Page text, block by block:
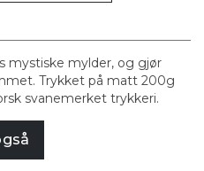
mystiske mylder, og gjør
Trykket på matt 200g
svanemerket trykkeri.